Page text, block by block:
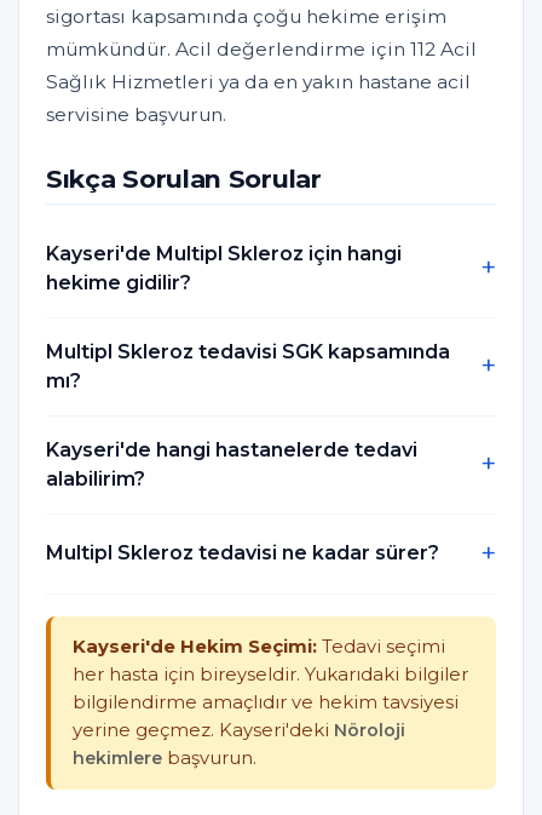
sigortası kapsamında çoğu hekime erişim
mümkündür. Acil değerlendirme için 112 Acil
Sağlık Hizmetleri ya da en yakın hastane acil
servisine başvurun.
Sıkça Sorulan Sorular
Kayseri'de Multipl Skleroz için hangi
hekime gidilir?
Multipl Skleroz tedavisi SGK kapsamında
mı?
Kayseri'de hangi hastanelerde tedavi
alabilirim?
Multipl Skleroz tedavisi ne kadar sürer?
Kayseri'de Hekim Seçimi: Tedavi seçimi
her hasta için bireyseldir. Yukarıdaki bilgiler
bilgilendirme amaçlıdır ve hekim tavsiyesi
yerine geçmez. Kayseri'deki Nöroloji
hekimlere başvurun.